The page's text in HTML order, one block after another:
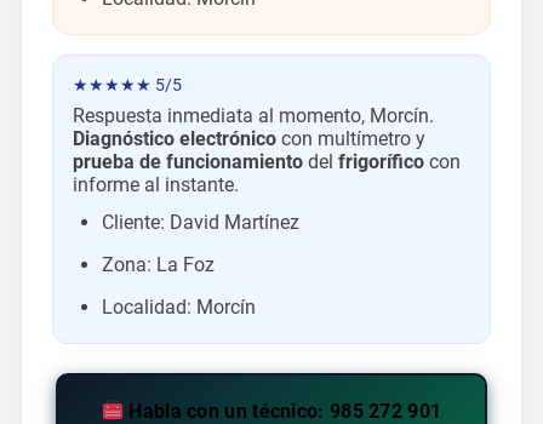
★★★★★ 5/5
Respuesta inmediata al momento, Morcín.
Diagnóstico electrónicocon multímetro y
prueba de funcionamientodel frigoríficocon
informe al instante.
Cliente: David Martínez
Zona: La Foz
Localidad: Morcín
Habla con un técnico: 985 272 901